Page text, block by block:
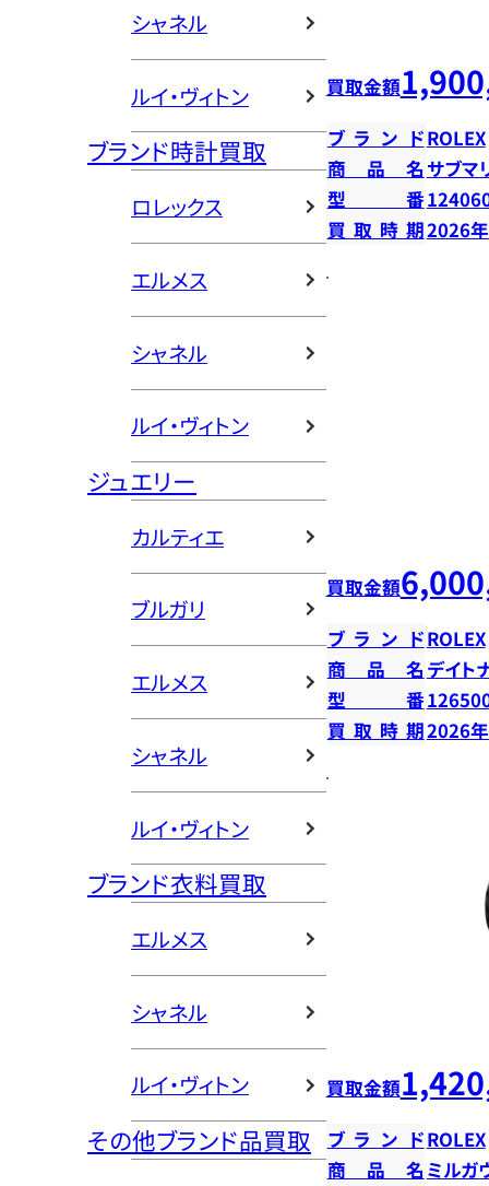
シャネル
ルイ・ヴィトン
ブランド時計買取
ロレックス
エルメス
シャネル
ルイ・ヴィトン
ジュエリー
カルティエ
ブルガリ
エルメス
シャネル
ルイ・ヴィトン
ブランド衣料買取
エルメス
シャネル
ルイ・ヴィトン
その他ブランド品買取
買取金額
ブランドROLEX
商品名 サブマ
型番
買取時期2026
買取金額
ブランドROLEX
商品名 デイ
型番
買取時期2026
買取金額
ブランドROLEX
商品名 ミル